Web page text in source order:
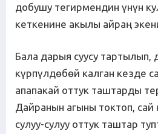
добушу тегирмендин үнүн
кеткенине акылы айраң
Бала дарыя суусу
күрпүлдөбөй калган кезде
апапакай оттук таштарды
Дайранын агыны токтоп, сай
сулуу-сулуу оттук таштар